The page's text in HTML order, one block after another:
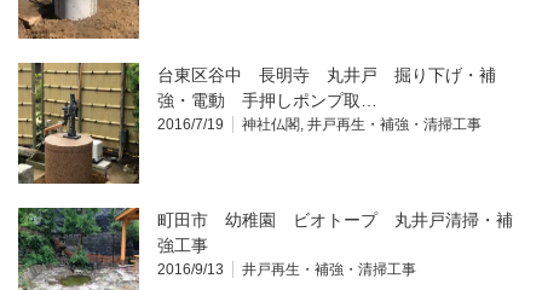
台東区谷中 長明寺 丸井戸 掘り下げ・補
強・電動 手押しポンプ取…
2016/7/19 神社仏閣 井戸再生・補強・清掃工事
町田市 幼稚園 ビオトープ 丸井戸清掃・補
強工事
2016/9/13 井戸再生・補強・清掃工事